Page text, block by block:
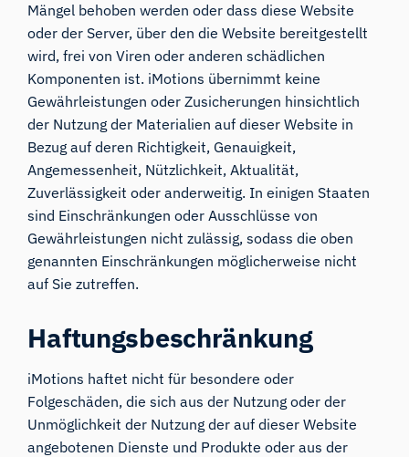
Mängel behoben werden oder dass diese Website
oder der Server, über den die Website bereitgestellt
wird, frei von Viren oder anderen schädlichen
Komponenten ist. iMotions übernimmt keine
Gewährleistungen oder Zusicherungen hinsichtlich
der Nutzung der Materialien auf dieser Website in
Bezug auf deren Richtigkeit, Genauigkeit,
Angemessenheit, Nützlichkeit, Aktualität,
Zuverlässigkeit oder anderweitig. In einigen Staaten
sind Einschränkungen oder Ausschlüsse von
Gewährleistungen nicht zulässig, sodass die oben
genannten Einschränkungen möglicherweise nicht
auf Sie zutreffen.
Haftungsbeschränkung
iMotions haftet nicht für besondere oder
Folgeschäden, die sich aus der Nutzung oder der
Unmöglichkeit der Nutzung der auf dieser Website
angebotenen Dienste und Produkte oder aus der